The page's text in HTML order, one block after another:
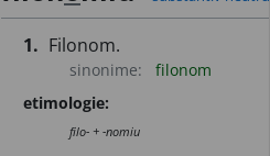
1. Filonom.
sinonime:
filonom
etimologie:
filo- + -nomiu